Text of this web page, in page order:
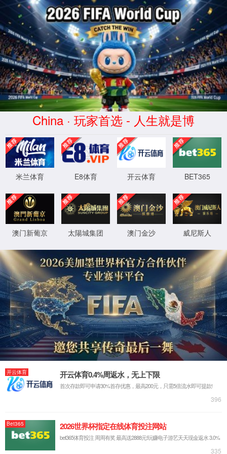
永利集团官网总站入口
首页 学院概况 最新永利集团官网总站 科学研究
诚聘英才
研究生教育
研究生课程介绍
研究生导师介绍
研究生培养和学位
培养环节通知
学位管理
出国交流
答辩公示
培养环节通知
研究生中期考核工作的通知（同
博士研究生申请学位时科研成果
永利集团官网总站入口研究生中
校级专业学位研究生校外指导教
实践环节 | 2024级专业学位研究
省研究生科研与实践创新计划项
实践环节 | 2023级专业学位研究
实践环节 | 2022级专业学位研究
实践环节 | 2021级专业学位研究
研究生课程相关文件（教师用）